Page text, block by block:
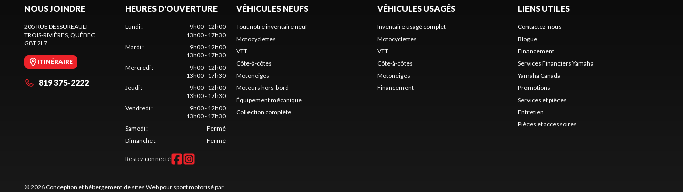
NOUS JOINDRE
205 RUE DESSUREAULT
TROIS-RIVIÈRES , QUÉBEC
G8T 2L7
ITINÉRAIRE
819 375-2222
HEURES D'OUVERTURE
Lundi:
9h00 - 12h00
13h00 - 17h30
Mardi:
9h00 - 12h00
13h00 - 17h30
Mercredi:
9h00 - 12h00
13h00 - 17h30
Jeudi:
9h00 - 12h00
13h00 - 17h30
Vendredi:
9h00 - 12h00
13h00 - 17h30
Samedi:
Fermé
Dimanche: Fermé
Restez connecté
© 2026 Conception et hébergement de sites Web pour sport motorisé par
VÉHICULES NEUFS
Tout notre inventaire neuf
Motocyclettes
VTT
Côte-à-côtes
Motoneiges
Moteurs hors-bord
Équipement mécanique
Collection complète
VÉHICULES USAGÉS
Inventaire usagé complet
Motocyclettes
VTT
Côte-à-côtes
Motoneiges
Financement
LIENS UTILES
Contactez-nous
Blogue
Financement
Services Financiers Yamaha
Yamaha Canada
Promotions
Services et pièces
Entretien
Pièces et accessoires